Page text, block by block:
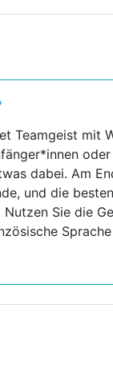
Teamgeist mit
dabei. Am
und die
Sie die